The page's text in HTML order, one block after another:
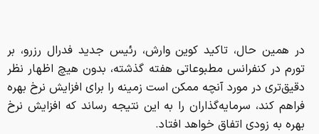
در همین حال، تاکید کوین وارش، رئیس جدید فدرال رزرو، بر
تورم در کنفرانس مطبوعاتی هفته گذشته، بدون هیچ اظهار نظر
دقیق‌تری در مورد آنچه ممکن است زمینه را برای افزایش نرخ بهره
فراهم کند، سرمایه‌گذاران را به این نتیجه رساند که افزایش نرخ
بهره به زودی اتفاق خواهد افتاد.